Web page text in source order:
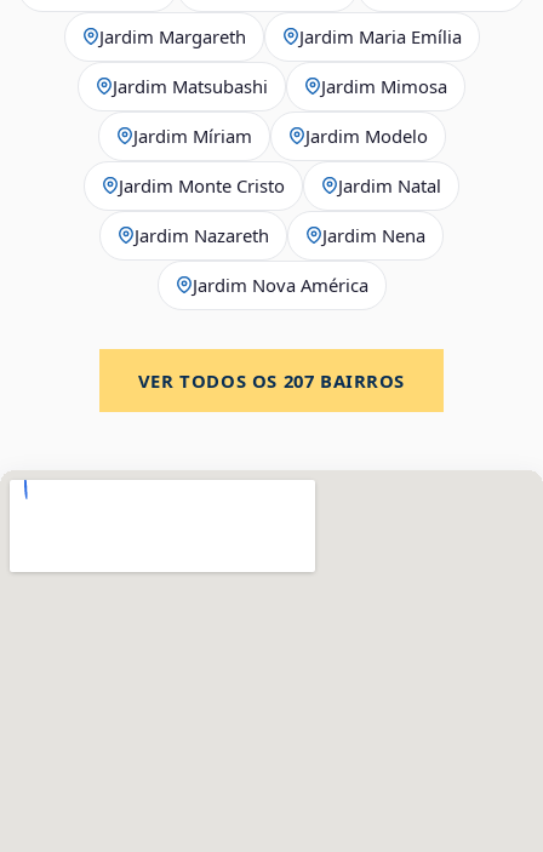
Jardim Margareth Jardim Maria Emília
Jardim Matsubashi Jardim Mimosa
Jardim Míriam Jardim Modelo
Jardim Monte Cristo Jardim Natal
Jardim Nazareth Jardim Nena
Jardim Nova América
VER TODOS OS 207 BAIRROS